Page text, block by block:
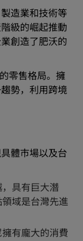
造業和技術等
級的崛起推動
創造了肥沃的
零售格局。擁
勢，利用跨境
體市場以及台
具有巨大潛
域是台灣先進
有龐大的消費